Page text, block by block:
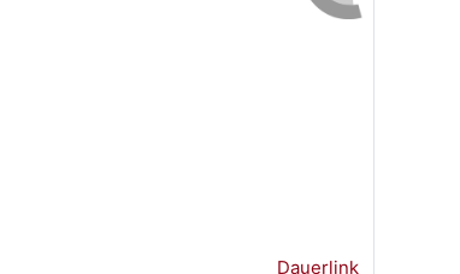
Dauerlink